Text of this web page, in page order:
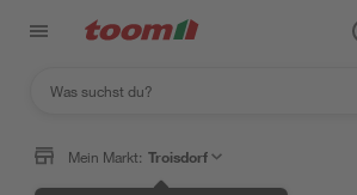
Mein Markt: Troisdorf